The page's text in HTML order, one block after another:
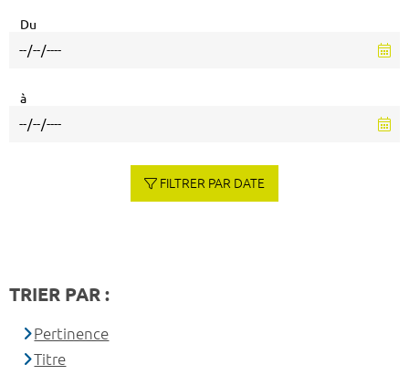
Du
à
FILTRER PAR DATE
TRIER PAR :
Pertinence
Titre